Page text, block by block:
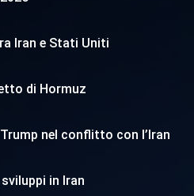
Iran e Stati Uniti
di Hormuz
nel conflitto con l’Iran
in Iran